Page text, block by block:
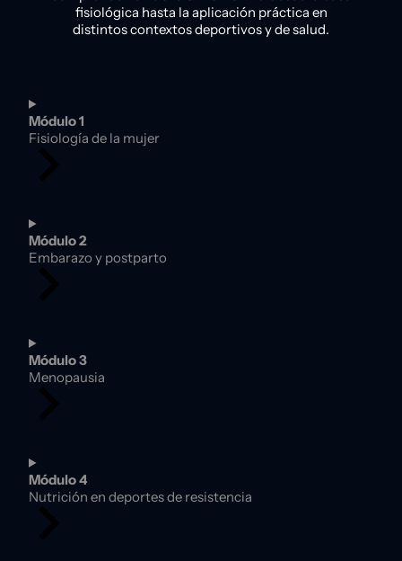
fisiológica hasta la aplicación práctica en
distintos contextos deportivos y de salud.
Módulo 1
Fisiología de la mujer
Módulo 2
Embarazo y postparto
Módulo 3
Menopausia
Módulo 4
Nutrición en deportes de resistencia